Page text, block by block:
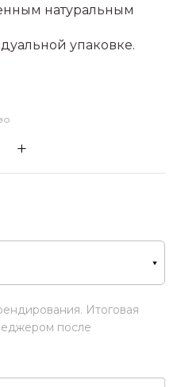
натуральным
упаковке.
Итоговая
после